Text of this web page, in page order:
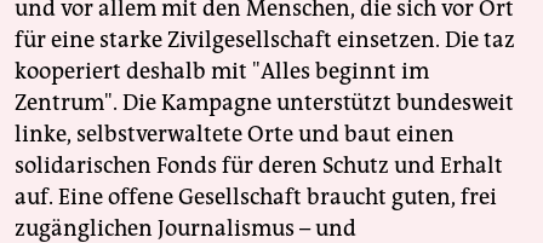
und vor allem mit den Menschen, die sich vor Ort
für eine starke Zivilgesellschaft einsetzen. Die taz
kooperiert deshalb mit "Alles beginnt im
Zentrum". Die Kampagne unterstützt bundesweit
linke, selbstverwaltete Orte und baut einen
solidarischen Fonds für deren Schutz und Erhalt
auf. Eine offene Gesellschaft braucht guten, frei
zugänglichen Journalismus – und